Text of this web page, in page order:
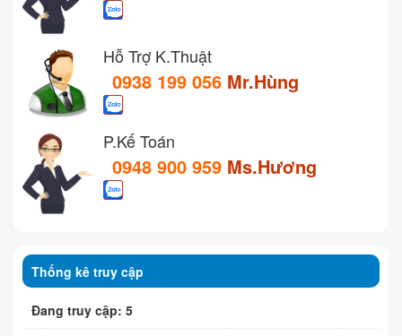
Hỗ Trợ K.Thuật
0938 199 056 Mr.Hùng
P.Kế Toán
0948 900 959 Ms.Hương
Thống kê truy cập
Đang truy cập: 5